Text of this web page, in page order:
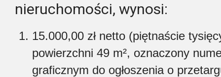
nieruchomości, wynosi:
15.000,00 zł netto (piętnaście
powierzchni 49 m², oznaczony
graficznym do ogłoszenia o